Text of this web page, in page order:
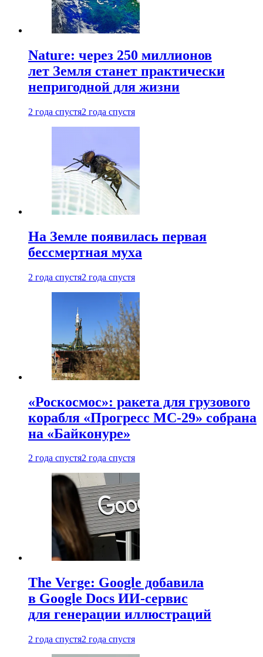
Nature: через 250 миллионов
лет Земля станет практически
непригодной для жизни
2 года спустя2 года спустя
На Земле появилась первая
бессмертная муха
2 года спустя2 года спустя
«Роскосмос»: ракета для грузового
корабля «Прогресс МС-29» собрана
на «Байконуре»
2 года спустя2 года спустя
The Verge: Google добавила
в Google Docs ИИ-сервис
для генерации иллюстраций
2 года спустя2 года спустя